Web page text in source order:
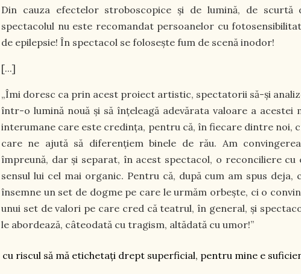
Din cauza efectelor stroboscopice și de lumină, de scurtă
spectacolul nu este recomandat persoanelor cu
de epilepsie! În spectacol se folosește fum de scenă inodor!
[...]
„Îmi doresc ca prin acest proiect artistic, spectatorii să-și
într-o lumină nouă și să înțeleagă adevărata valoare a acestei
interumane care este credința, pentru că, în fiecare dintre noi,
care ne ajută să diferențiem binele de rău. Am
împreună, dar și separat, în acest spectacol, o reconciliere
sensul lui cel mai organic. Pentru că, după cum am spus deja,
însemne un set de dogme pe care le urmăm orbește, ci o
unui set de valori pe care cred că teatrul, în general, și
le abordează, câteodată cu tragism, altădată cu umor!”
cu riscul să mă etichetați drept superficial, pentru mine e